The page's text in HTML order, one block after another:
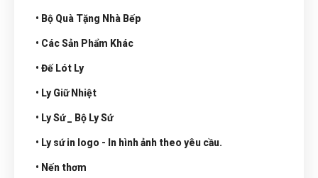
• Bộ Quà Tặng Nhà Bếp
• Các Sản Phẩm Khác
• Đế Lót Ly
• Ly Giữ Nhiệt
• Ly Sứ _ Bộ Ly Sứ
• Ly sứ in logo - In hình ảnh theo yêu cầu.
• Nến thơm